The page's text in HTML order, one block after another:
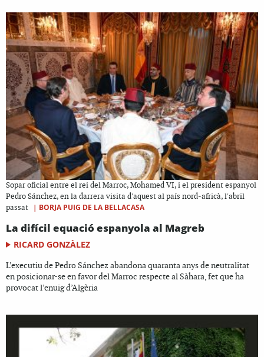
Sopar oficial entre el rei del Marroc, Mohamed VI, i el president espanyol
Pedro Sánchez, en la darrera visita d'aquest al país nord-africà, l'abril
passat
| BORJA PUIG DE LA BELLACASA
La difícil equació espanyola al Magreb
RICARD GONZÀLEZ
L’executiu de Pedro Sánchez abandona quaranta anys de neutralitat
en posicionar-se en favor del Marroc respecte al Sàhara, fet que ha
provocat l’enuig d’Algèria